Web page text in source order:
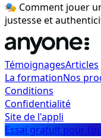
🎭 Comment jouer
justesse et
TémoignagesArticles
La formationNos
Conditions
Confidentialité
Site de l'appli
Essai gratuit pour